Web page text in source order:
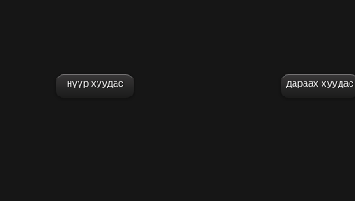
дараах хуудас
нүүр хуудас